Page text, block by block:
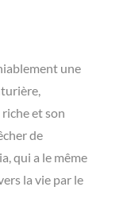
une
et son
de
qui a le même
la vie par le